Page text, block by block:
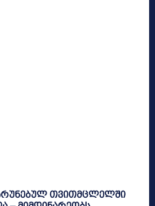
თვითმცლელში